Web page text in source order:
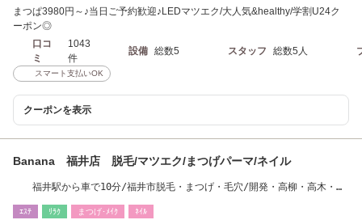
まつぱ3980円～♪当日ご予約歓迎♪LEDマツエク/大人気&healthy/学割U24ク
ーポン◎
口コ
ミ
1043
件
設備 総数5 スタッフ 総数5人
スマート支払いOK
クーポンを表示
Banana 福井店 脱毛/マツエク/まつげパーマ/ネイル
福井駅から車で10分/福井市脱毛・まつげ・毛穴/開発・高柳・高木・文
ｴｽﾃ ﾘﾗｸ まつげ･ﾒｲｸ ﾈｲﾙ